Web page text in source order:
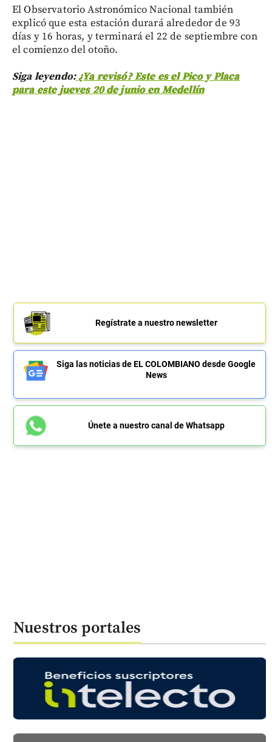
El Observatorio Astronómico Nacional también
explicó que esta estación durará alrededor de 93
días y 16 horas, y terminará el 22 de septiembre con
el comienzo del otoño.
Siga leyendo:¿Ya revisó? Este es el Pico y Placa
para este jueves 20 de junio en Medellín
Regístrate a nuestro newsletter
Siga las noticias de EL COLOMBIANO desde Google
News
Únete a nuestro canal de Whatsapp
Nuestros portales